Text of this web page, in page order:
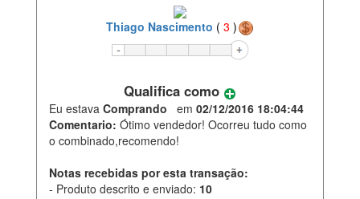
Thiago Nascimento ( 3 )
Qualifica como
Eu estava Comprando em 02/12/2016 18:04:44
Comentario: Ótimo vendedor! Ocorreu tudo como
o combinado,recomendo!
Notas recebidas por esta transação:
- Produto descrito e enviado: 10